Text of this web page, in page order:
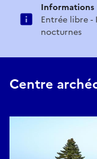
Informations
Entrée libre -
nocturnes
Centre